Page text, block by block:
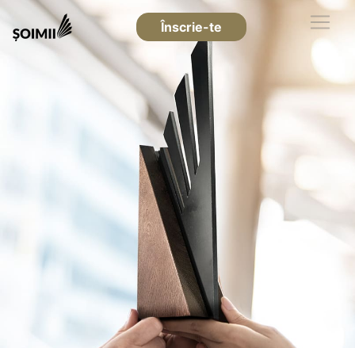
Înscrie-te